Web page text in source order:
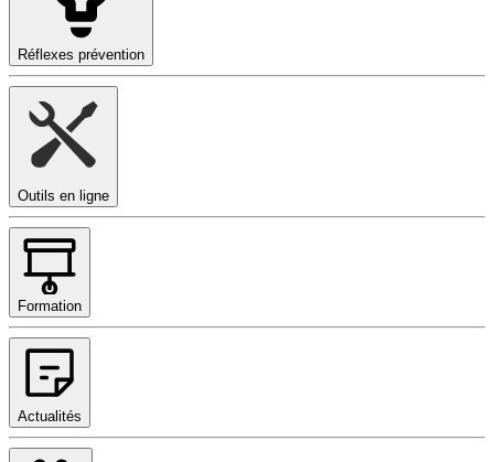
Réflexes prévention
Outils en ligne
Formation
Actualités